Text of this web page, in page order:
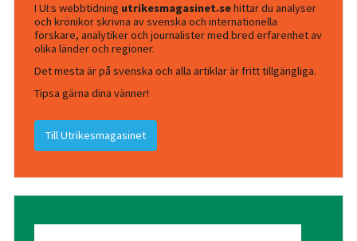
I UI:s webbtidning utrikesmagasinet.sehittar du analyser
och krönikor skrivna av svenska och internationella
forskare, analytiker och journalister med bred erfarenhet av
olika länder och regioner.
Det mesta är på svenska och alla artiklar är fritt tillgängliga.
Tipsa gärna dina vänner!
Till Utrikesmagasinet